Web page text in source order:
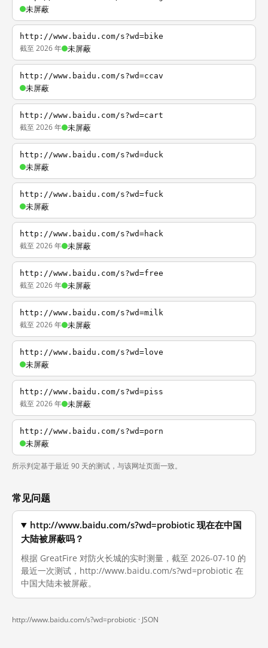
未屏蔽
http://www.baidu.com/s?wd=bike
截至 2026 年 未屏蔽
http://www.baidu.com/s?wd=ccav
未屏蔽
http://www.baidu.com/s?wd=cart
截至 2026 年 未屏蔽
http://www.baidu.com/s?wd=duck
未屏蔽
http://www.baidu.com/s?wd=fuck
未屏蔽
http://www.baidu.com/s?wd=hack
截至 2026 年 未屏蔽
http://www.baidu.com/s?wd=free
截至 2026 年 未屏蔽
http://www.baidu.com/s?wd=milk
截至 2026 年 未屏蔽
http://www.baidu.com/s?wd=love
未屏蔽
http://www.baidu.com/s?wd=piss
截至 2026 年 未屏蔽
http://www.baidu.com/s?wd=porn
未屏蔽
所示判定基于最近 90 天的测试，与该网址页面一致。
常见问题
http://www.baidu.com/s?wd=probiotic 现在在中国
大陆被屏蔽吗？
根据 GreatFire 对防火长城的实时测量，截至 2026-07-10 的
最近一次测试，http://www.baidu.com/s?wd=probiotic 在
中国大陆未被屏蔽。
http://www.baidu.com/s?wd=probiotic · JSON